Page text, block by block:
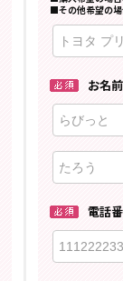
■その他希望の
お名
電話